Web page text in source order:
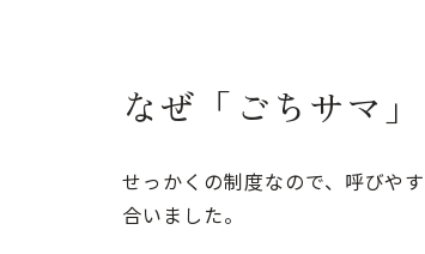
なぜ「ごちサマ」
せっかくの制度なので、呼びや
合いました。